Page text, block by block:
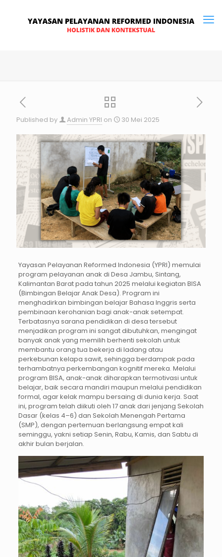
Published by Admin YPRI on 30 Mei 2025
Yayasan Pelayanan Reformed Indonesia (YPRI) memulai
program pelayanan anak di Desa Jambu, Sintang,
Kalimantan Barat pada tahun 2025 melalui kegiatan BISA
(Bimbingan Belajar Anak Desa). Program ini
menghadirkan bimbingan belajar Bahasa Inggris serta
pembinaan kerohanian bagi anak-anak setempat.
Terbatasnya sarana pendidikan di desa tersebut
menjadikan program ini sangat dibutuhkan, mengingat
banyak anak yang memilih berhenti sekolah untuk
membantu orang tua bekerja di ladang atau
perkebunan kelapa sawit, sehingga berdampak pada
terhambatnya perkembangan kognitif mereka. Melalui
program BISA, anak-anak diharapkan termotivasi untuk
belajar, baik secara mandiri maupun melalui pendidikan
formal, agar kelak mampu bersaing di dunia kerja. Saat
ini, program telah diikuti oleh 17 anak dari jenjang Sekolah
Dasar (kelas 4–6) dan Sekolah Menengah Pertama
(SMP), dengan pertemuan berlangsung empat kali
seminggu, yakni setiap Senin, Rabu, Kamis, dan Sabtu di
akhir bulan berjalan.